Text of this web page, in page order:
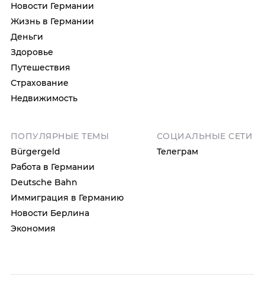
Новости Германии
Жизнь в Германии
Деньги
Здоровье
Путешествия
Страхование
Недвижимость
ПОПУЛЯРНЫЕ ТЕМЫ
Bürgergeld
Работа в Германии
Deutsche Bahn
Иммиграция в Германию
Новости Берлина
Экономия
СОЦИАЛЬНЫЕ СЕТИ
Телеграм